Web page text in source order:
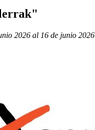
2026 al 16 de junio 2026